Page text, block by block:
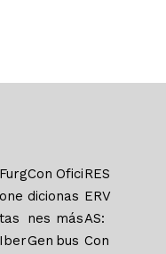
Furg
one
tas
Iber
Con
dicio
nes
Gen
Ofici
nas
más
bus
RES
ERV
AS:
Con